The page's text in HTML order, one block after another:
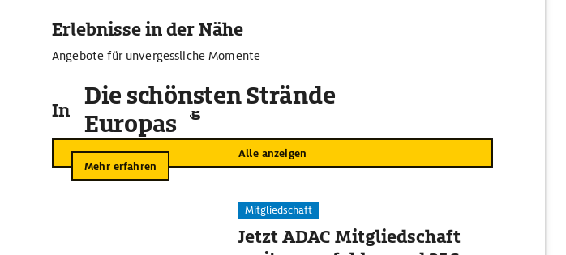
Erlebnisse in der Nähe
Angebote für unvergessliche Momente
In der Umgebung
Alle anzeigen
Die schönsten Strände
Europas
Mehr erfahren
Mitgliedschaft
Jetzt ADAC Mitgliedschaft